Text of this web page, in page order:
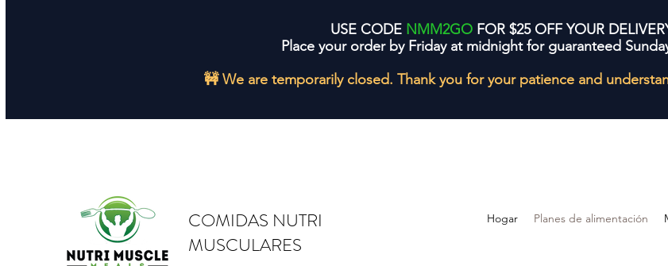
USE CODE NMM2GO FOR $25 OFF YOUR
Place your order by Friday at midnight for guaranteed
🚧 We are temporarily closed. Thank you for your patience and
COMIDAS NUTRI
MUSCULARES
Hogar Planes de alimentación